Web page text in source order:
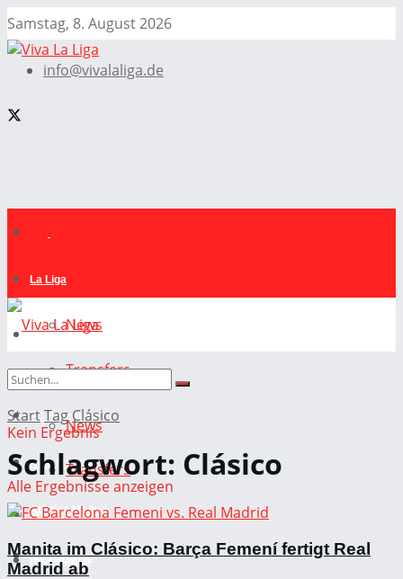
Samstag, 8. August 2026
info@vivalaliga.de
La Liga
News
Transfers
FC Barcelona
Real Madrid
Atletico Madrid
International
La Liga
News
Transfers
FC Barcelona
Real Madrid
Kein Ergebnis
Alle Ergebnisse anzeigen
StartTag Clásico
Schlagwort: Clásico
Manita im Clásico: Barça Femení fertigt Real
Madrid ab